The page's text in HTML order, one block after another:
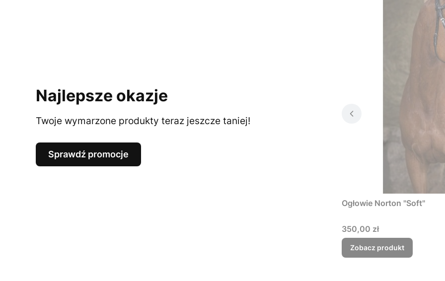
Najlepsze okazje
Twoje wymarzone produkty teraz jeszcze taniej!
Sprawdź promocje
Ogłowie Norton "Soft"
Cena
350,00 zł
Zobacz produkt